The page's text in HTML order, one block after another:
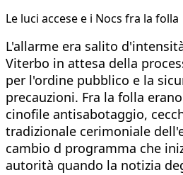
Le luci accese e i Nocs fra la folla
L'allarme era salito
Viterbo in attesa della
per l'ordine pubblico e la
precauzioni. Fra la folla
cinofile antisabotaggio,
tradizionale cerimoniale
cambio d programma che
autorità quando la notizia